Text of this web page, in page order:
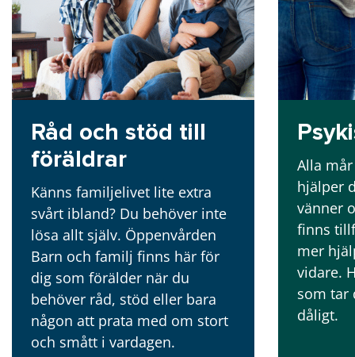
Råd och stöd till
föräldrar
Känns familjelivet lite extra
svårt ibland? Du behöver inte
lösa allt själv. Öppenvården
Barn och familj finns här för
dig som förälder när du
behöver råd, stöd eller bara
någon att prata med om stort
och smått i vardagen.
Alla
hjälper
vänner
finns
mer
vidare.
som tar
dåligt.